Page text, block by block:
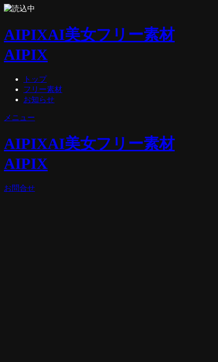
AIPIXAI美女フリー素材
AIPIX
トップ
フリー素材
お知らせ
メニュー
AIPIXAI美女フリー素材
AIPIX
お問合せ